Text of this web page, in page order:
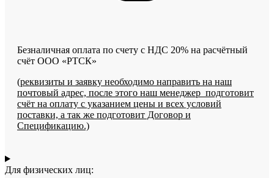
Безналичная оплата по счету с НДС 20% на расчётный
счёт ООО «РТСК»
(реквизиты и заявку необходимо направить на наш
почтовый адрес, после этого наш менеджер подготовит
счёт на оплату с указанием цены и всех условий
поставки, а так же подготовит Договор и
Спецификацию.)
Для физических лиц: